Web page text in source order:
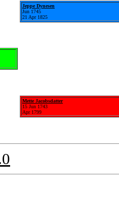
Jeppe Dynesen
Jun 1745
21 Apr 1825
Mette Jacobsdatter
15 Jun 1743
Apr 1799